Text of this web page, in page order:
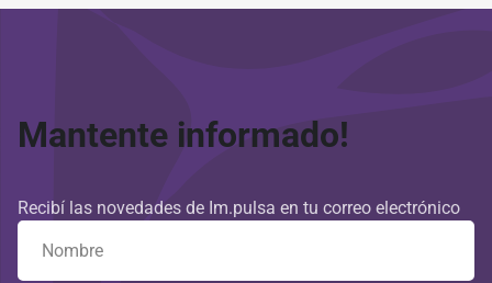
Mantente informado!
Recibí las novedades de Im.pulsa en tu correo electrónico